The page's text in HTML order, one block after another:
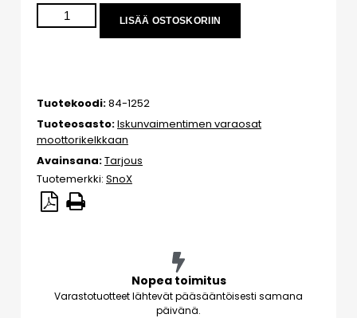
LISÄÄ OSTOSKORIIN
Tuotekoodi:84-1252
Tuoteosasto:Iskunvaimentimen varaosat
moottorikelkkaan
Avainsana:Tarjous
Tuotemerkki: SnoX
Nopea toimitus
Varastotuotteet lähtevät pääsääntöisesti samana
päivänä.